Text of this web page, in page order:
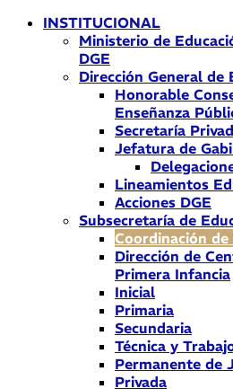
INSTITUCIONAL
Ministerio de
DGE
Dirección General de
Honorable
Enseñanza
Secretaría
Jefatura de
Lineamientos
Acciones DGE
Subsecretaría de
Coordinación
Dirección de
Primera Infancia
Inicial
Primaria
Secundaria
Técnica y
Permanente de
Privada